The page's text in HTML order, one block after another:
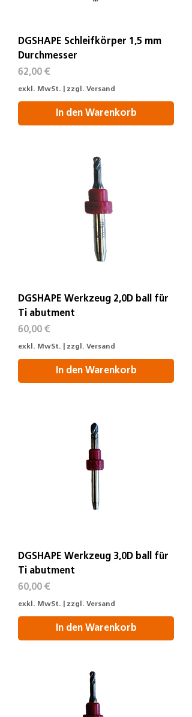
DGSHAPE Schleifkörper 1,5 mm
Durchmesser
Preis
62,00 €
exkl. MwSt. zzgl. Versand
In den Warenkorb
DGSHAPE Werkzeug 2,0D ball für
Ti abutment
Preis
60,00 €
exkl. MwSt. zzgl. Versand
In den Warenkorb
DGSHAPE Werkzeug 3,0D ball für
Ti abutment
Preis
60,00 €
exkl. MwSt. zzgl. Versand
In den Warenkorb